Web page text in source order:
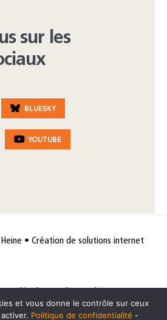
sur les
BLUESKY
YOUTUBE
• Création de solutions internet
cookies
et vous donne le contrôle sur ceux
Politique de confidentialité -